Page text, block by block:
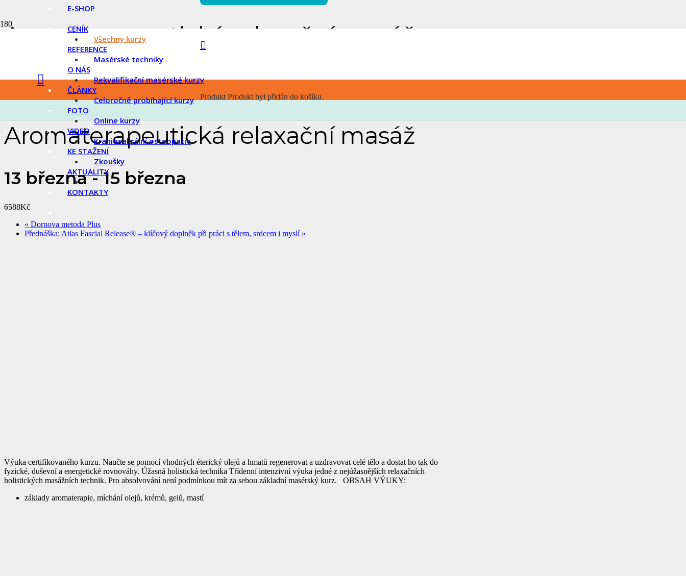
Produkt Produkt byl přidán do košíku.
E-SHOP
CENÍK
REFERENCE
O NÁS
ČLÁNKY
FOTO
VIDEO
KE STAŽENÍ
AKTUALITY
KONTAKTY
Všechny kurzy
Masérské techniky
Rekvalifikační masérské kurzy
Celoročně probíhající kurzy
Online kurzy
Kraniosakrální osteopatie
Zkoušky
Aromaterapeutická relaxační masáž
« Všechny Akce
akce již proběhla.
Aromaterapeutická relaxační masáž
13 března-15 března
6588Kč
« Dornova metoda Plus
Přednáška: Atlas Fascial Release® – klíčový doplněk při práci s tělem, srdcem i myslí »
Výuka certifikovaného kurzu. Naučte se pomocí vhodných éterický olejů a hmatů regenerovat a uzdravovat celé tělo a dostat ho tak do
fyzické, duševní a energetické rovnováhy. Úžasná holistická technika Třídenní intenzivní výuka jedné z nejúžasnějších relaxačních
holistických masážních technik. Pro absolvování není podmínkou mít za sebou základní masérský kurz. OBSAH VÝUKY:
základy aromaterapie, míchání olejů, krémů, gelů, mastí